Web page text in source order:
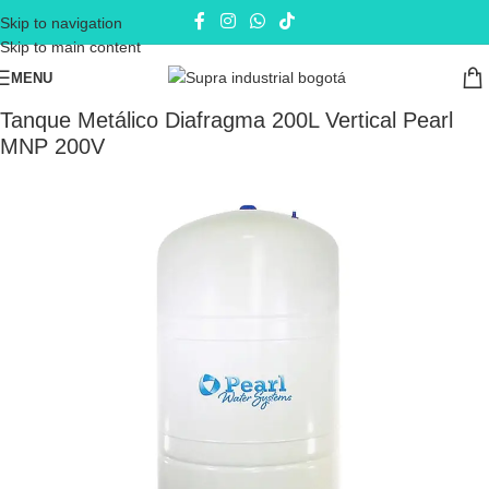
Skip to navigation
Skip to main content
MENU
Inicio Equipos de Presión Tanques
Tanque Metálico Diafragma 200L Vertical Pearl
MNP 200V